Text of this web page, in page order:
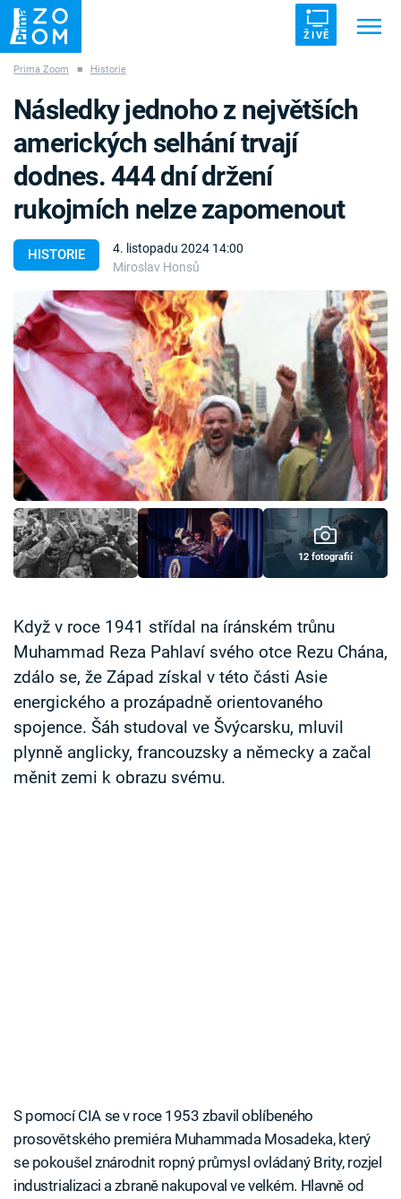
ŽIVĚ
ZÁHADY VETŘELCI DÁVNOVĚKU
Témata
Témata
Pořady
TV Program
Časopis
Sledujte prima+
Přihlášení
Prima Zoom ■ Historie
HISTORIE
4. listopadu 2024 14:00
Miroslav Honsů
Následky jednoho z největších
amerických selhání trvají
dodnes. 444 dní držení
rukojmích nelze zapomenout
12 fotografií
Když v roce 1941 střídal na íránském trůnu
Muhammad Reza Pahlaví svého otce Rezu Chána,
zdálo se, že Západ získal v této části Asie
energického a prozápadně orientovaného
spojence. Šáh studoval ve Švýcarsku, mluvil
plynně anglicky, francouzsky a německy a začal
měnit zemi k obrazu svému.
S pomocí CIA se v roce 1953 zbavil oblíbeného
prosovětského premiéra Muhammada Mosadeka, který
se pokoušel znárodnit ropný průmysl ovládaný Brity, rozjel
industrializaci a zbraně nakupoval ve velkém. Hlavně od